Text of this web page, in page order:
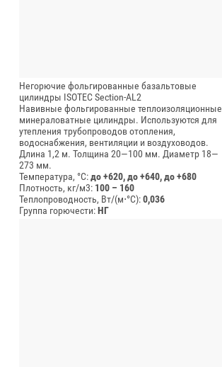
Негорючие фольгированные базальтовые
цилиндры ISOTEC Section-AL2
Навивные фольгированные теплоизоляционные
минераловатные цилиндры. Используются для
утепления трубопроводов отопления,
водоснабжения, вентиляции и воздуховодов.
Длина 1,2 м. Толщина 20—100 мм. Диаметр 18—
273 мм.
Температура, °C:до +620, до +640, до +680
Плотность, кг/м3: 100 – 160
Теплопроводность, Вт/(м⋅°С):0,036
Группа горючести:НГ